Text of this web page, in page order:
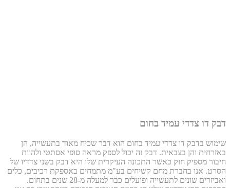
דבק דו צדדי עמיד בחום
שימוש בדבק דו צדדי עמיד בחום הוא דבר שכיח מאוד בתעשייה, הן
באזרחית והן בצבאית. דבק זה יכול לספק מראה סופי אסתטי ולהוות
חיבור מספיק חזק כאשר התכונה העיקרית שלו היא דבק בשני צדדיו של
הסרט. אנו בחברת מחם קשיחים בע"מ מתמחים באספקת רכיבים, כלים
ואביזרים שונים לתעשייה ופועלים כבר למעלה מ-28 שנים בתחום.